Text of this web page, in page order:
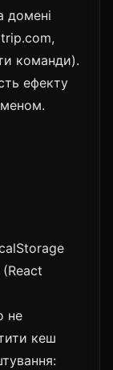
домені
команди).
ефекту
(React
не
кеш